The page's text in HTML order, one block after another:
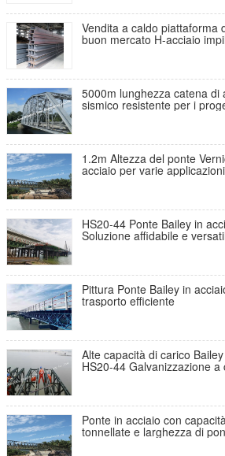
Vendita a caldo piattaforma
buon mercato H-acciaio
5000m lunghezza catena di
sismico resistente per i
1.2m Altezza del ponte
acciaio per varie applicazioni
HS20-44 Ponte Bailey in
Soluzione affidabile e
Pittura Ponte Bailey in
trasporto efficiente
Alte capacità di carico
HS20-44 Galvanizzazione a
Ponte in acciaio con
tonnellate e larghezza di